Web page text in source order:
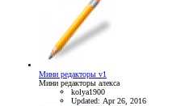
Мини редакторы v1
Мини редакторы алекса
kolya1900
Updated: Apr 26, 2016